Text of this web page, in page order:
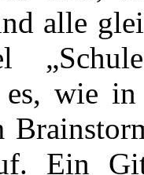
alle
es, wie
Ein